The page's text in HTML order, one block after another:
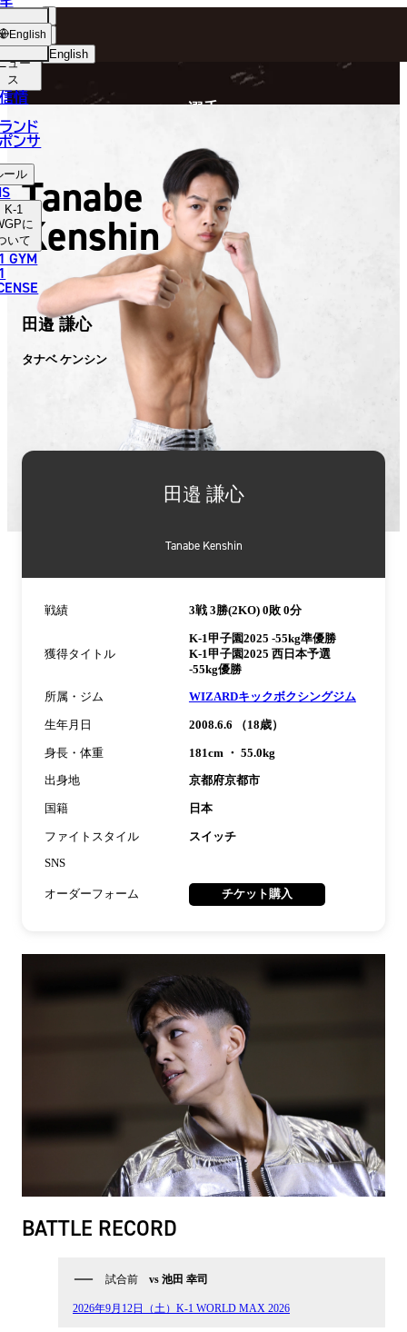
English
한국어
中文（简体）
中文（繁體）
ไทย
العربية
ョッ
プ
ュー
ス
情
ンド
ンサ
ール
K-1
に
いて
GYM
English
選手
Tanabe
Kenshin
田邉 謙心
タナベ ケンシン
田邉 謙心
Tanabe Kenshin
戦績 3戦 3勝(2KO) 0敗 0分
獲得タイトル
K-1甲子園2025 -55kg準優勝
K-1甲子園2025 西日本予選
-55kg優勝
所属・ジム WIZARDキックボクシングジム
生年月日 2008.6.6 （18歳）
身長・体重 181cm ・ 55.0kg
出身地 京都府京都市
国籍 日本
ファイトスタイル スイッチ
SNS
オーダーフォーム チケット購入
BATTLE RECORD
試合前 vs 池田 幸司
2026年9月12日（土）K-1 WORLD MAX 2026